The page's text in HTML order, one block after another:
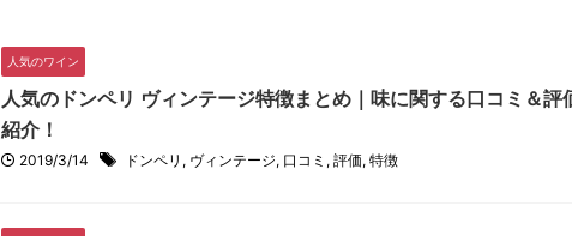
人気のワイン
人気のドンペリ ヴィンテージ特徴まとめ｜味に関する口コミ＆評
紹介！
2019/3/14 ドンペリ , ヴィンテージ, 口コミ , 評価, 特徴